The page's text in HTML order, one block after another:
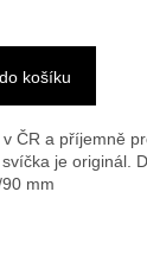
košíku
ČR a příjemně
je originál.
mm